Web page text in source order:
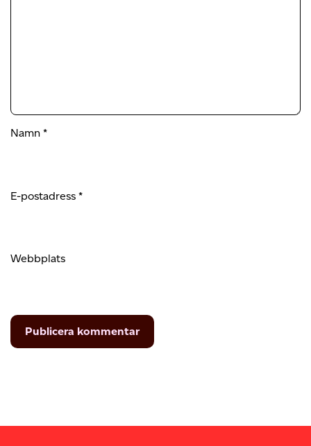
Namn *
E-postadress *
Webbplats